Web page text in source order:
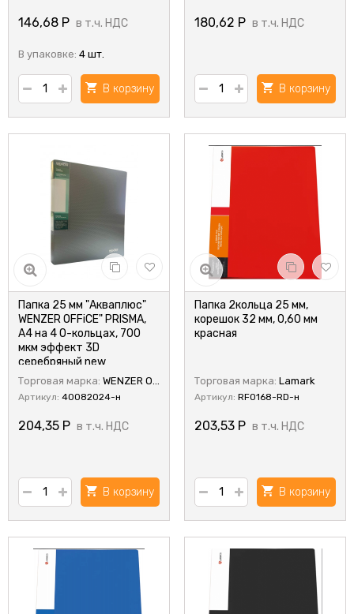
146,68 Р в т.ч. НДС
В упаковке: 4 шт.
В корзину
180,62 Р в т.ч. НДС
В корзину
Папка 25 мм "Акваплюс"
WENZER OFFiCE" PRISMA,
A4 на 4 О-кольцах, 700
мкм эффект 3D
серебряный new
Торговая марка: WENZER OFFiCE
Артикул: 40082024-н
204,35 Р в т.ч. НДС
В корзину
Папка 2кольца 25 мм,
корешок 32 мм, 0,60 мм
красная
Торговая марка: Lamark
Артикул: RF0168-RD-н
203,53 Р в т.ч. НДС
В корзину